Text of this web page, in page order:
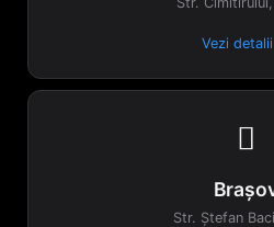
Vezi

Str. Ștefan